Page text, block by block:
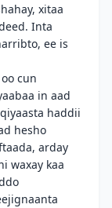
xitaa
Inta
ee is
cun
in aad
haddii
hesho
arday
waxay kaa